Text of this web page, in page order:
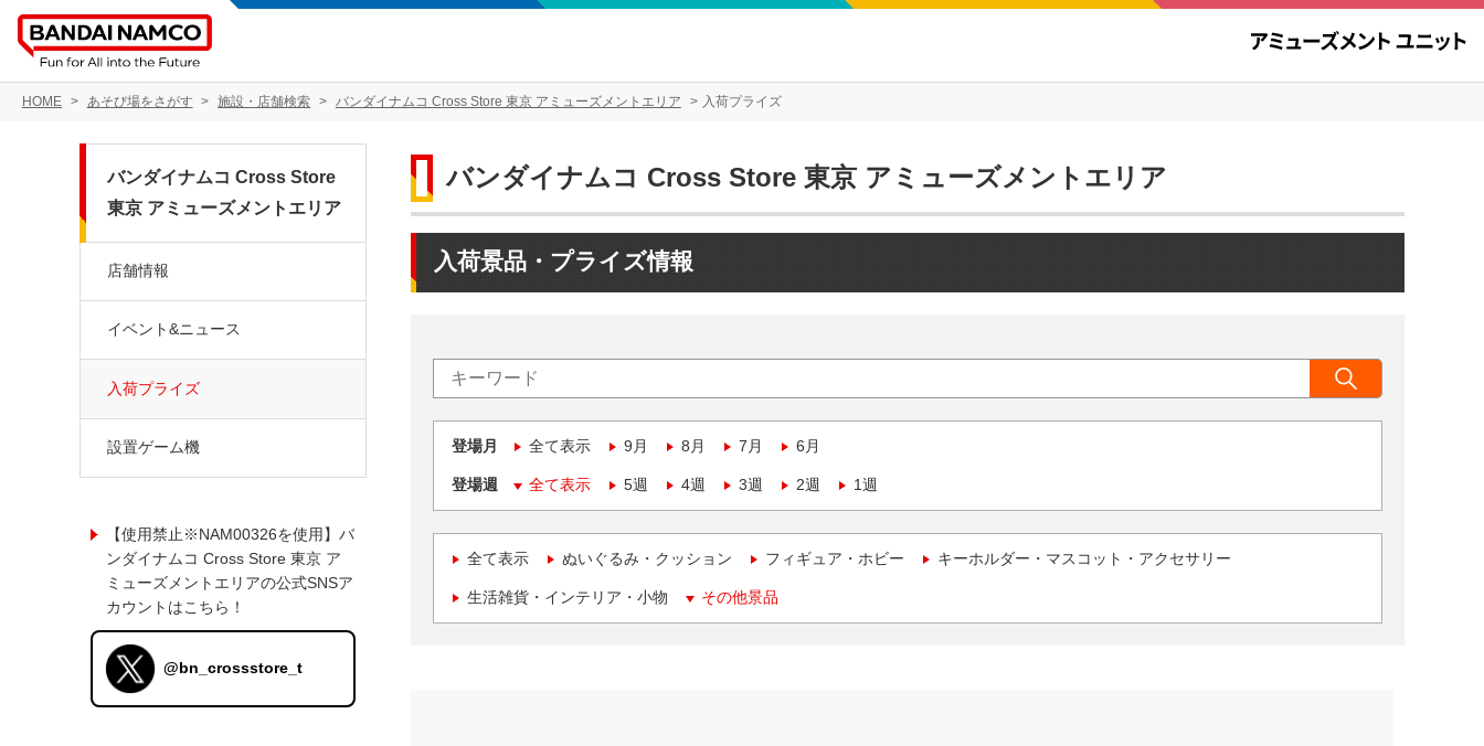
HOME あそび場をさがす 施設・店舗検索 バンダイナムコ Cross Store 東京 アミューズメントエリア 入荷プライズ
バンダイナムコ Cross Store 東京 アミューズメントエリア
入荷景品・プライズ情報
登場月 全て表示 9月 8月 7月 6月
登場週 全て表示 5週 4週 3週 2週 1週
全て表示 ぬいぐるみ・クッション フィギュア・ホビー キーホルダー・マスコット・アクセサリー
生活雑貨・インテリア・小物 その他景品
バンダイナムコ Cross Store
東京 アミューズメントエリア
店舗情報
イベント&ニュース
入荷プライズ
設置ゲーム機
【使用禁止※NAM00326を使用】バ
ンダイナムコ Cross Store 東京 ア
ミューズメントエリアの公式SNSア
カウントはこちら！
@bn_crossstore_t